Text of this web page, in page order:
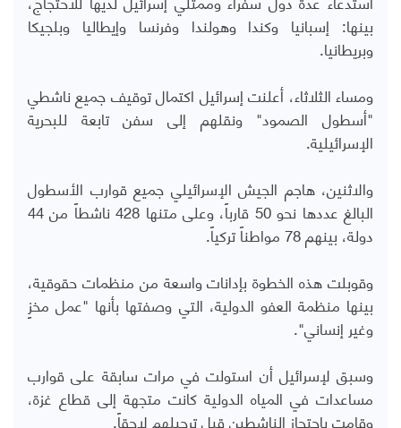
بينها: إسبانيا وكندا وهولندا وفرنسا وإيطاليا وبلجيكا
وبريطانيا.
ومساء الثلاثاء، أعلنت إسرائيل اكتمال توقيف جميع ناشطي
"أسطول الصمود" ونقلهم إلى سفن تابعة للبحرية
الإسرائيلية.
والاثنين، هاجم الجيش الإسرائيلي جميع قوارب الأسطول
البالغ عددها نحو 50 قارباً، وعلى متنها 428 ناشطاً من 44
دولة، بينهم 78 مواطناً تركياً.
وقوبلت هذه الخطوة بإدانات واسعة من منظمات حقوقية،
بينها منظمة العفو الدولية، التي وصفتها بأنها "عمل مخزٍ
وغير إنساني".
وسبق لإسرائيل أن استولت في مرات سابقة على قوارب
مساعدات في المياه الدولية كانت متجهة إلى قطاع غزة،
وقامت باحتجاز الناشطين قبل ترحيلهم لاحقاً.